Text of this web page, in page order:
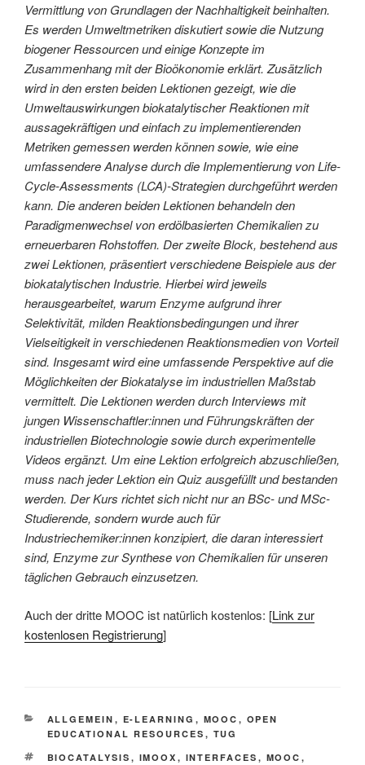
Vermittlung von Grundlagen der Nachhaltigkeit beinhalten.
Es werden Umweltmetriken diskutiert sowie die Nutzung
biogener Ressourcen und einige Konzepte im
Zusammenhang mit der Bioökonomie erklärt. Zusätzlich
wird in den ersten beiden Lektionen gezeigt, wie die
Umweltauswirkungen biokatalytischer Reaktionen mit
aussagekräftigen und einfach zu implementierenden
Metriken gemessen werden können sowie, wie eine
umfassendere Analyse durch die Implementierung von Life-
Cycle-Assessments (LCA)-Strategien durchgeführt werden
kann. Die anderen beiden Lektionen behandeln den
Paradigmenwechsel von erdölbasierten Chemikalien zu
erneuerbaren Rohstoffen. Der zweite Block, bestehend aus
zwei Lektionen, präsentiert verschiedene Beispiele aus der
biokatalytischen Industrie. Hierbei wird jeweils
herausgearbeitet, warum Enzyme aufgrund ihrer
Selektivität, milden Reaktionsbedingungen und ihrer
Vielseitigkeit in verschiedenen Reaktionsmedien von Vorteil
sind. Insgesamt wird eine umfassende Perspektive auf die
Möglichkeiten der Biokatalyse im industriellen Maßstab
vermittelt. Die Lektionen werden durch Interviews mit
jungen Wissenschaftler:innen und Führungskräften der
industriellen Biotechnologie sowie durch experimentelle
Videos ergänzt. Um eine Lektion erfolgreich abzuschließen,
muss nach jeder Lektion ein Quiz ausgefüllt und bestanden
werden. Der Kurs richtet sich nicht nur an BSc- und MSc-
Studierende, sondern wurde auch für
Industriechemiker:innen konzipiert, die daran interessiert
sind, Enzyme zur Synthese von Chemikalien für unseren
täglichen Gebrauch einzusetzen.
Auch der dritte MOOC ist natürlich kostenlos: [Link zur
kostenlosen Registrierung]
KATEGORIEN
ALLGEMEIN , E-LEARNING , MOOC , OPEN
EDUCATIONAL RESOURCES , TUG
SCHLAGWÖRTER
BIOCATALYSIS , IMOOX , INTERFACES , MOOC ,